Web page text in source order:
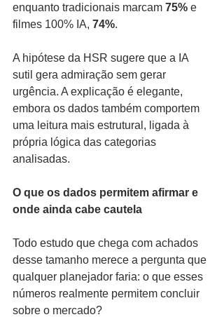
enquanto tradicionais marcam 75% e
filmes 100% IA, 74%.
A hipótese da HSR sugere que a IA
sutil gera admiração sem gerar
urgência. A explicação é elegante,
embora os dados também comportem
uma leitura mais estrutural, ligada à
própria lógica das categorias
analisadas.
O que os dados permitem afirmar e
onde ainda cabe cautela
Todo estudo que chega com achados
desse tamanho merece a pergunta que
qualquer planejador faria: o que esses
números realmente permitem concluir
sobre o mercado?